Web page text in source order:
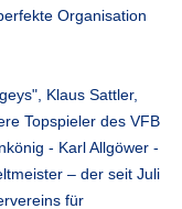
Organisation
Klaus Sattler,
Topspieler des VFB
- Karl Allgöwer -
– der seit Juli
für